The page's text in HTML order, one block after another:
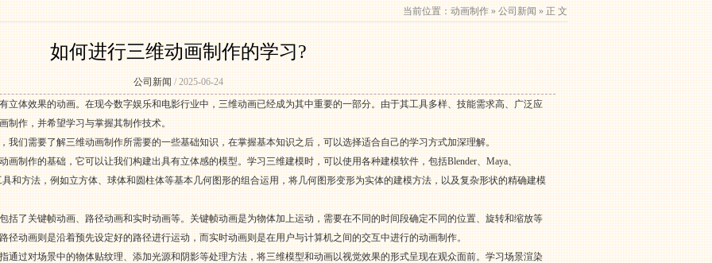
当前位置：动画制作»公司新闻» 正 文
如何进行三维动画制作的学习?
公司新闻/ 2025-06-24
立体效果的动画。在现今数字娱乐和电影行业中，三维动画已经成为其中重要的一部分。由于其工具多样、技能需求高、广泛应
制作，并希望学习与掌握其制作技术。
我们需要了解三维动画制作所需要的一些基础知识，在掌握基本知识之后，可以选择适合自己的学习方式加深理解。
画制作的基础，它可以让我们构建出具有立体感的模型。学习三维建模时，可以使用各种建模软件，包括Blender、Maya、
和方法，例如立方体、球体和圆柱体等基本几何图形的组合运用，将几何图形变形为实体的建模方法，以及复杂形状的精确建模
括了关键帧动画、路径动画和实时动画等。关键帧动画是为物体加上运动，需要在不同的时间段确定不同的位置、旋转和缩放等
径动画则是沿着预先设定好的路径进行运动，而实时动画则是在用户与计算机之间的交互中进行的动画制作。
通过对场景中的物体贴纹理、添加光源和阴影等处理方法，将三维模型和动画以视觉效果的形式呈现在观众面前。学习场景渲染